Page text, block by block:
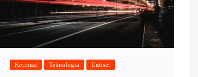
Kotimaa Teknologia Uutiset